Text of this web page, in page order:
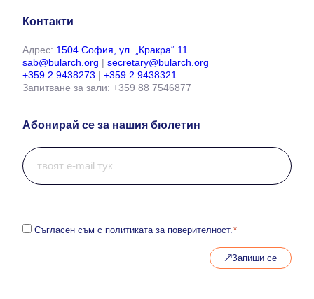
Контакти
Адрес: 1504 София, ул. „Кракра“ 11
sab@bularch.org | secretary@bularch.org
+359 2 9438273 | +359 2 9438321
Запитване за зали: +359 88 7546877
Абонирай се за нашия бюлетин
И
м
е
*
С
Съгласен съм с политиката за поверителност. *
Запиши се